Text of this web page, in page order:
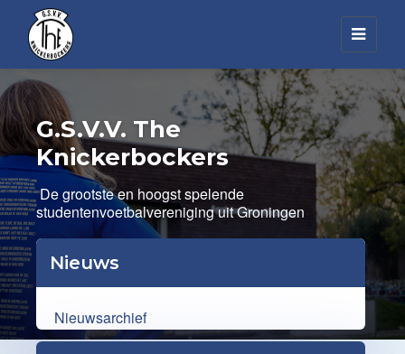
G.S.V.V. The
Knickerbockers
De grootste en hoogst spelende
studentenvoetbalvereniging uit Groningen
Nieuws
Nieuwsarchief